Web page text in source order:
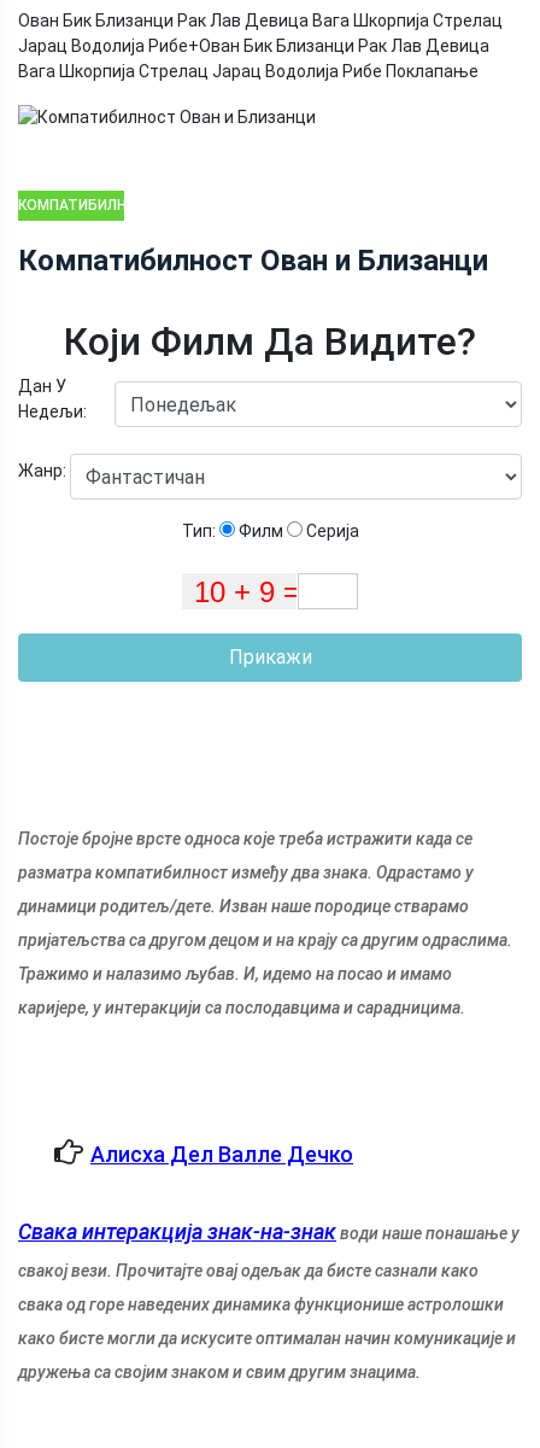
Ован Бик Близанци Рак Лав Девица Вага Шкорпија Стрелац
Јарац Водолија Рибе+Ован Бик Близанци Рак Лав Девица
Вага Шкорпија Стрелац Јарац Водолија Рибе Поклапање
КОМПАТИБИЛНОСТ
Компатибилност Ован и Близанци
Који Филм Да Видите?
Дан У
Недељи:
Жанр:
Тип: Филм Серија
Прикажи
Постоје бројне врсте односа које треба истражити када се
разматра компатибилност између два знака. Одрастамо у
динамици родитељ/дете. Изван наше породице стварамо
пријатељства са другом децом и на крају са другим одраслима.
Тражимо и налазимо љубав. И, идемо на посао и имамо
каријере, у интеракцији са послодавцима и сарадницима.
Алисха Дел Валле Дечко
Свака интеракција знак-на-знакводи наше понашање у
свакој вези. Прочитајте овај одељак да бисте сазнали како
свака од горе наведених динамика функционише астролошки
како бисте могли да искусите оптималан начин комуникације и
дружења са својим знаком и свим другим знацима.